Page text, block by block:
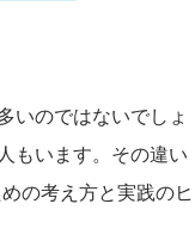
いのではないでしょ
もいます。その違い
の考え方と実践のヒ